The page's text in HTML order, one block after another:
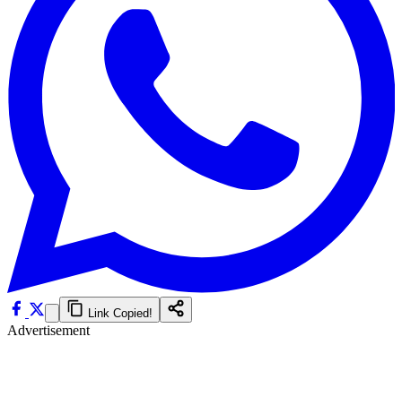
Link Copied!
Advertisement